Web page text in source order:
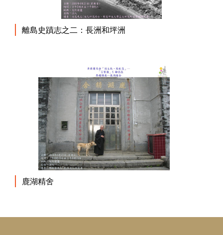
離島史蹟志之二：長洲和坪洲
鹿湖精舍